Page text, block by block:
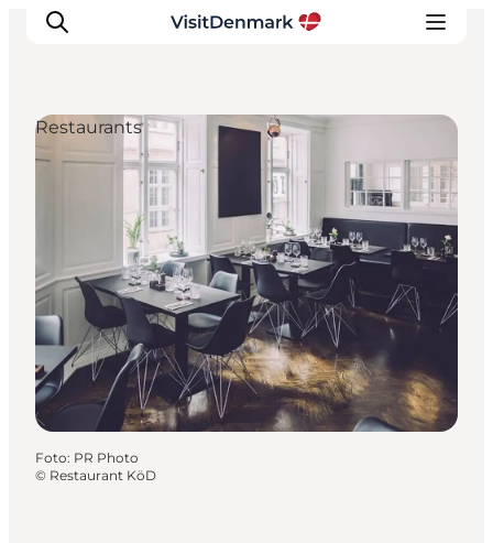
Inspiration
Resmål
Aktiviteter
Övernatta
Planera resan
Restaurants
Foto: PR Photo
© Restaurant KöD